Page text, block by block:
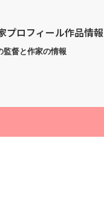
プロフィール作品情報
監督と作家の情報